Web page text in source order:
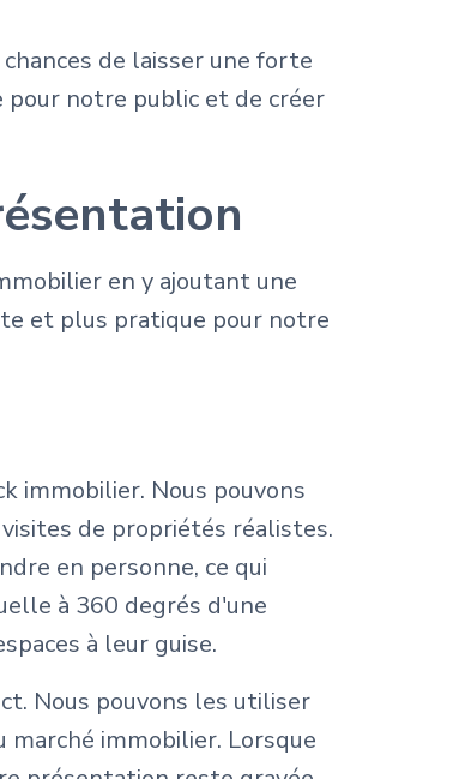
de laisser une forte
pour notre public et de créer
en y ajoutant une
et plus pratique pour notre
immobilier. Nous pouvons
de propriétés réalistes.
en personne, ce qui
à 360 degrés d'une
à leur guise.
Nous pouvons les utiliser
immobilier. Lorsque